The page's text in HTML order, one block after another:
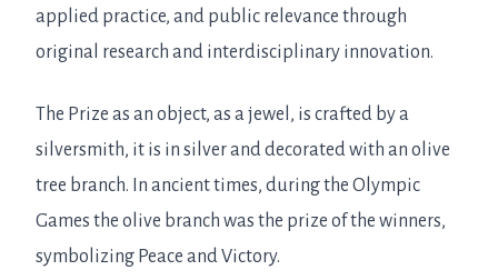
applied practice, and public relevance through
original research and interdisciplinary innovation.
The Prize as an object, as a jewel, is crafted by a
silversmith, it is in silver and decorated with an olive
tree branch. In ancient times, during the Olympic
Games the olive branch was the prize of the winners,
symbolizing Peace and Victory.